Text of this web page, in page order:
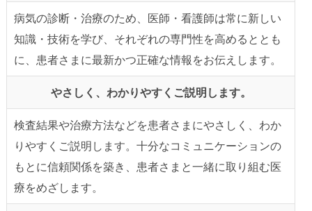
病気の診断・治療のため、医師・看護師は常に新しい
知識・技術を学び、それぞれの専門性を高めるととも
に、患者さまに最新かつ正確な情報をお伝えします。
やさしく、わかりやすくご説明します。
検査結果や治療方法などを患者さまにやさしく、わか
りやすくご説明します。十分なコミュニケーションの
もとに信頼関係を築き、患者さまと一緒に取り組む医
療をめざします。